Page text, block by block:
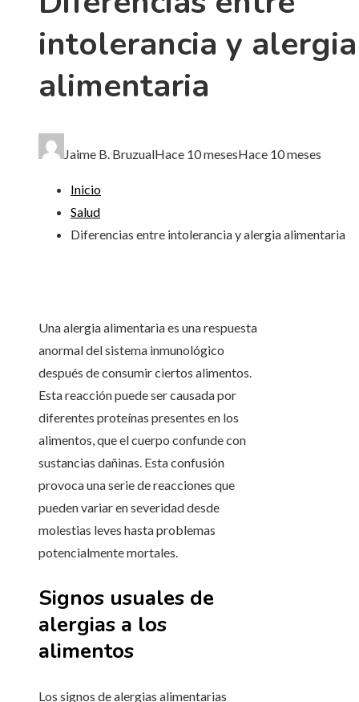
intolerancia y alergia
alimentaria
Jaime B. BruzualHace 10 mesesHace 10 meses
Inicio
Salud
Diferencias entre intolerancia y alergia alimentaria
Una alergia alimentaria es una respuesta
anormal del sistema inmunológico
después de consumir ciertos alimentos.
Esta reacción puede ser causada por
diferentes proteínas presentes en los
alimentos, que el cuerpo confunde con
sustancias dañinas. Esta confusión
provoca una serie de reacciones que
pueden variar en severidad desde
molestias leves hasta problemas
potencialmente mortales.
Signos usuales de
alergias a los
alimentos
Los signos de alergias alimentarias